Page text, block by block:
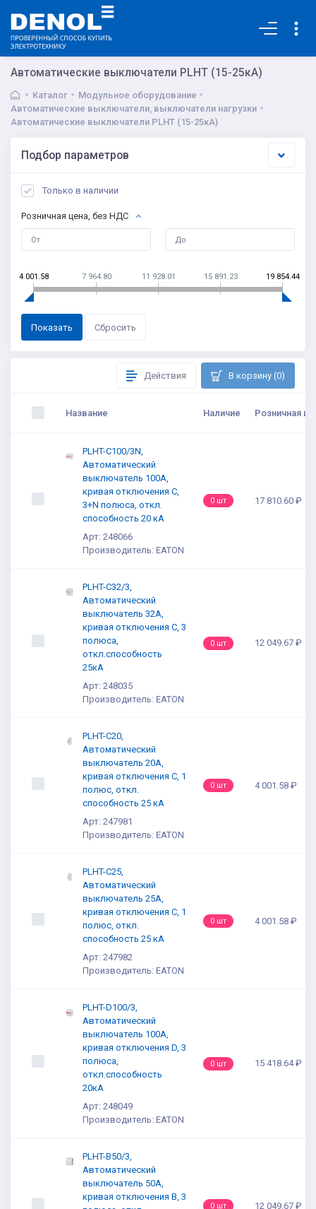
Автоматические выключатели PLHT (15-25кА)
Каталог
Модульное оборудование
Автоматические выключатели, выключатели нагрузки
Автоматические выключатели PLHT (15-25кА)
Действия В корзину (0)
Название Наличие Розничная
PLHT-C100/3N,
Автоматический
выключатель 100А,
кривая отключения С,
3+N полюса, откл.
способность 20 кА
Арт: 248066
Производитель: EATON
0 шт 17 810.60 ₽
PLHT-C32/3,
Автоматический
выключатель 32А,
кривая отключения С, 3
полюса,
откл.способность
25кА
Арт: 248035
Производитель: EATON
0 шт 12 049.67 ₽
PLHT-C20,
Автоматический
выключатель 20А,
кривая отключения С, 1
полюс, откл.
способность 25 кА
Арт: 247981
Производитель: EATON
0 шт 4 001.58 ₽
PLHT-C25,
Автоматический
выключатель 25А,
кривая отключения С, 1
полюс, откл.
способность 25 кА
Арт: 247982
Производитель: EATON
0 шт 4 001.58 ₽
PLHT-D100/3,
Автоматический
выключатель 100А,
кривая отключения D, 3
полюса,
откл.способность
20кА
Арт: 248049
Производитель: EATON
0 шт 15 418.64 ₽
PLHT-B50/3,
Автоматический
выключатель 50А,
кривая отключения В, 3
0 шт 12 049.67 ₽
Подбор параметров
Только в наличии
Розничная цена, без НДС
4 001.58 7 964.80 11 928.01 15 891.23 19 854.44